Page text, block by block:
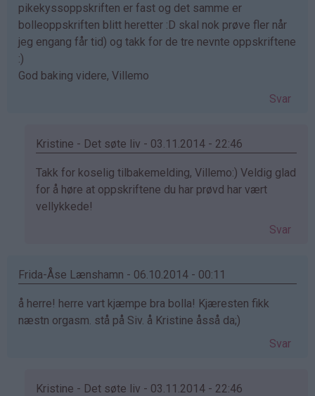
pikekyssoppskriften er fast og det samme er
bolleoppskriften blitt heretter :D skal nok prøve fler når
jeg engang får tid) og takk for de tre nevnte oppskriftene
:)
God baking videre, Villemo
Svar
Kristine - Det søte liv - 03.11.2014 - 22:46
Som
svar
på
bekreftet)
Takk for koselig tilbakemelding, Villemo:) Veldig glad
for å høre at oppskriftene du har prøvd har vært
vellykkede!
Svar
Frida-Åse Lænshamn - 06.10.2014 - 00:11
å herre! herre vart kjæmpe bra bolla! Kjæresten fikk
næstn orgasm. stå på Siv. å Kristine åsså da;)
Svar
Kristine - Det søte liv - 03.11.2014 - 22:46